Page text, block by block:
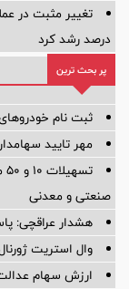
درصد رشد کرد
پر بحث ترین
ثبت نام
مهر تایید سهامداران بر
صنعتی و معدنی
هشدار عراقچی:
وال استریت
ارزش سهام عدالت برای